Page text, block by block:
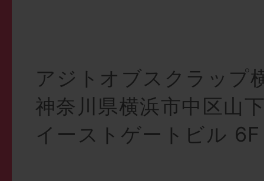
アジトオブスクラップ
神奈川県横浜市中区山
イーストゲートビル 6F